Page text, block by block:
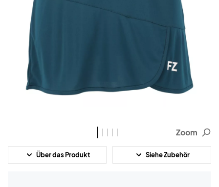
Zoom
Über das Produkt Siehe Zubehör